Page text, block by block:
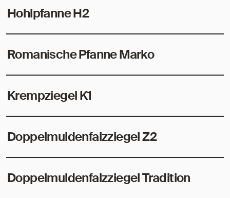
Hohlpfanne H2
Romanische Pfanne Marko
Krempziegel K1
Doppelmuldenfalzziegel Z2
Doppelmuldenfalzziegel Tradition